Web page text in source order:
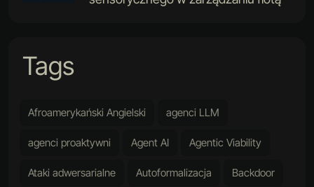
Tags
Afroamerykański Angielski agenci LLM
agenci proaktywni Agent AI Agentic Viability
Ataki adwersarialne Autoformalizacja Backdoor